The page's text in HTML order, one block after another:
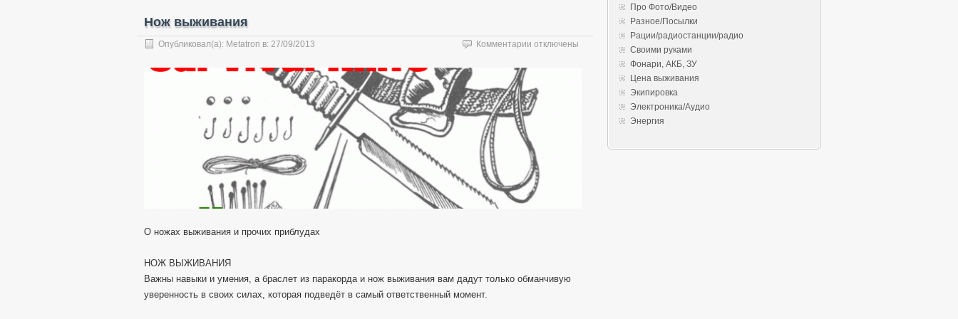
Нож выживания
Опубликовал(а): Metatron в: 27/09/2013 Комментарии котключены
О ножах выживания и прочих приблудах
НОЖ ВЫЖИВАНИЯ
Важны навыки и умения, а браслет из паракорда и нож выживания вам дадут только обманчивую
уверенность в своих силах, которая подведёт в самый ответственный момент.
Про Фото/Видео
Разное/Посылки
Рации/радиостанции/радио
Своими руками
Фонари, АКБ, ЗУ
Цена выживания
Экипировка
Электроника/Аудио
Энергия